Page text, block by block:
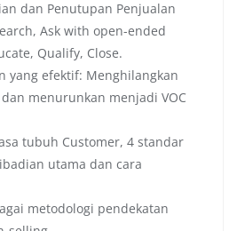
dan Penutupan Penjualan
Ask with open-ended
Qualify, Close.
yang efektif: Menghilangkan
menurunkan menjadi VOC
tubuh Customer, 4 standar
utama dan cara
metodologi pendekatan